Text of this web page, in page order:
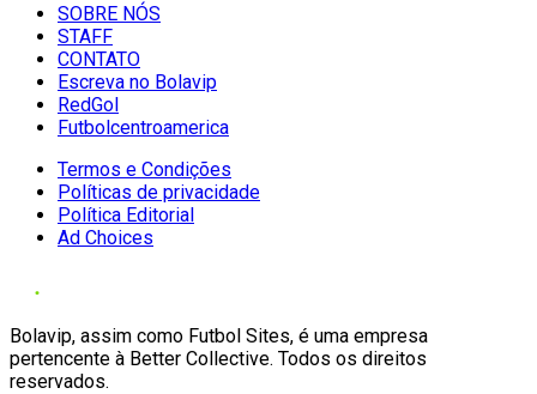
SOBRE NÓS
STAFF
CONTATO
Escreva no Bolavip
RedGol
Futbolcentroamerica
Termos e Condições
Políticas de privacidade
Política Editorial
Ad Choices
Bolavip, assim como Futbol Sites, é uma empresa
pertencente à Better Collective. Todos os direitos
reservados.